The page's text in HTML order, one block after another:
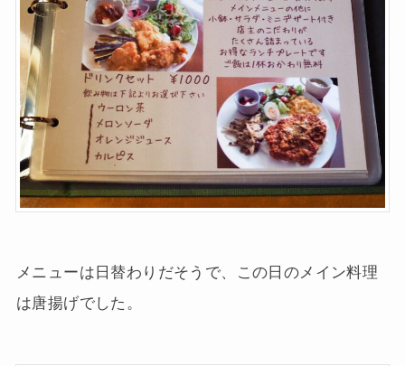
メニューは日替わりだそうで、この日のメイン料理
は唐揚げでした。